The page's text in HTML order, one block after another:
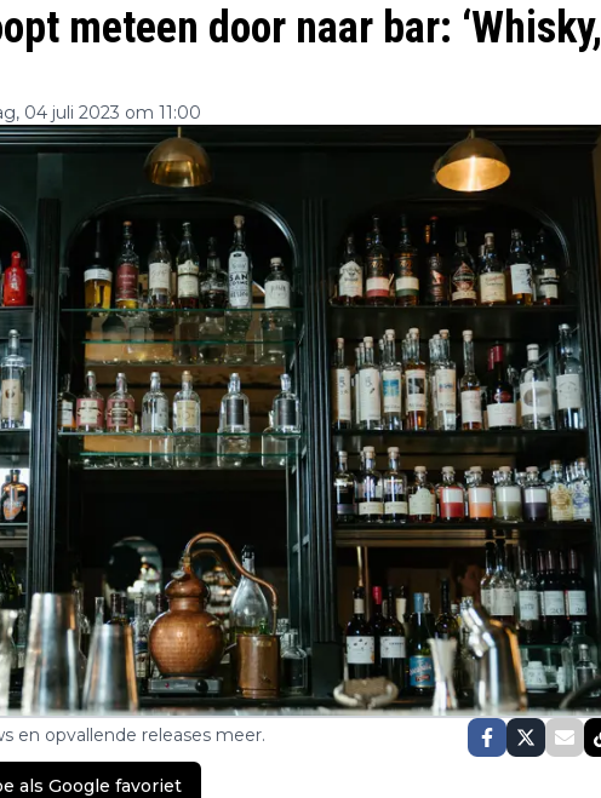
meteen door naar bar: ‘Whisky,
04 juli 2023 om 11:00
en opvallende releases meer.
als Google favoriet